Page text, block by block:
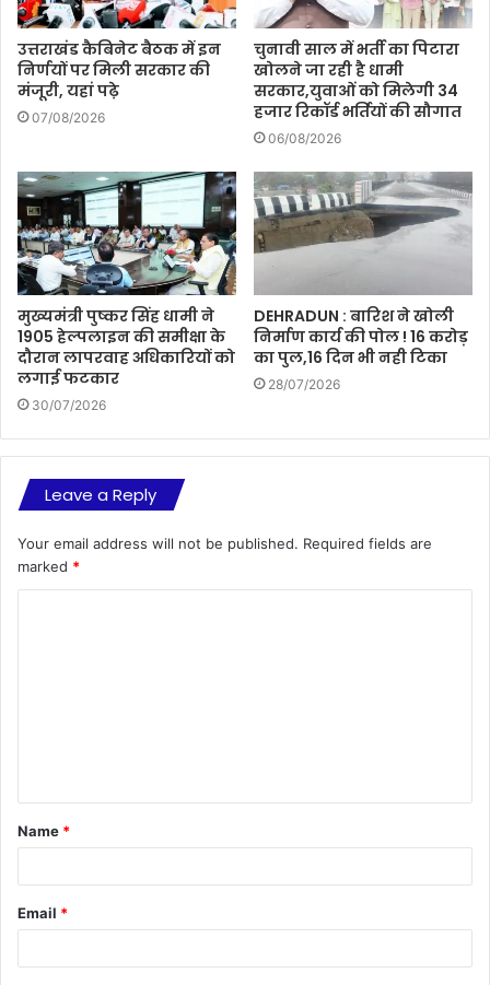
उत्तराखंड कैबिनेट बैठक में इन
निर्णयों पर मिली सरकार की
मंजूरी, यहां पढ़े
07/08/2026
चुनावी साल में भर्ती का पिटारा
खोलने जा रही है धामी
सरकार,युवाओं को मिलेगी 34
हजार रिकॉर्ड भर्तियों की सौगात
06/08/2026
मुख्यमंत्री पुष्कर सिंह धामी ने
1905 हेल्पलाइन की समीक्षा के
दौरान लापरवाह अधिकारियों को
लगाई फटकार
30/07/2026
DEHRADUN : बारिश ने खोली
निर्माण कार्य की पोल ! 16 करोड़
का पुल,16 दिन भी नही टिका
28/07/2026
Leave a Reply
Your email address will not be published. Required fields are
marked *
t
*
Name *
Email *